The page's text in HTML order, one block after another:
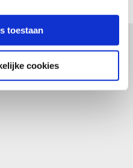
toestaan
cookies